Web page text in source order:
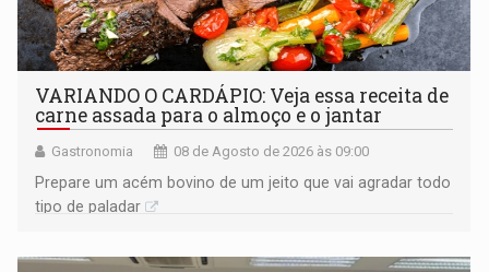
VARIANDO O CARDÁPIO: Veja essa receita de
carne assada para o almoço e o jantar
Gastronomia 08 de Agosto de 2026 às 09:00
Prepare um acém bovino de um jeito que vai agradar todo
tipo de paladar